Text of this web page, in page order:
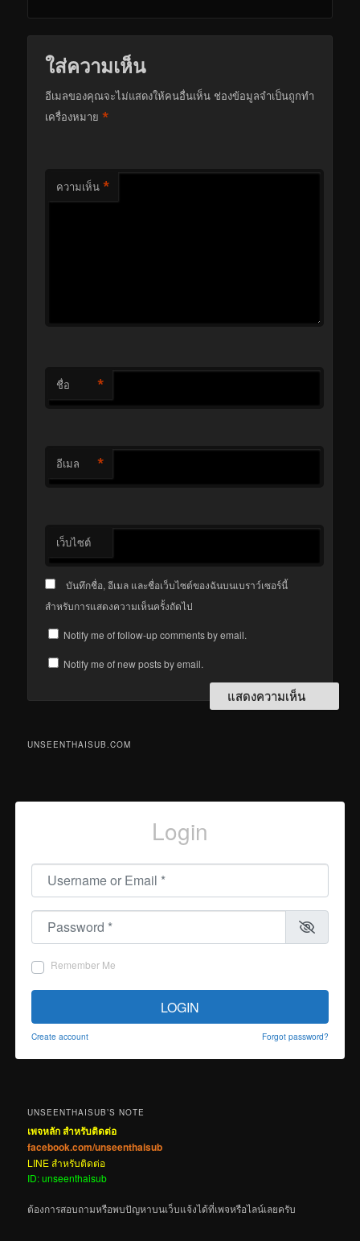
ใส่ความเห็น
อีเมลของคุณจะไม่แสดงให้คนอื่นเห็น ช่องข้อมูลจำเป็นถูกทำ
เครื่องหมาย*
ความเห็น *
ชื่อ *
อีเมล *
เว็บไซต์
บันทึกชื่อ, อีเมล และชื่อเว็บไซต์ของฉันบนเบราว์เซอร์นี้
สำหรับการแสดงความเห็นครั้งถัดไป
Notify me of follow-up comments by email.
Notify me of new posts by email.
UNSEENTHAISUB.COM
Login
Username or Email
Password
Remember Me
LOGIN
Create account Forgot password?
UNSEENTHAISUB’S NOTE
เพจหลัก สำหรับติดต่อ
facebook.com/unseenthaisub
LINE สำหรับติดต่อ
ID: unseenthaisub
ต้องการสอบถามหรือพบปัญหาบนเว็บแจ้งได้ที่เพจหรือไลน์เลยครับ